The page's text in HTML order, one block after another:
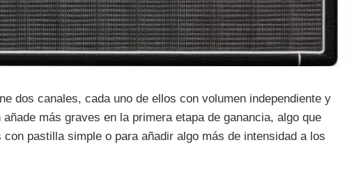
dos canales, cada uno de ellos con volumen independiente y
más graves en la primera etapa de ganancia, algo que
pastilla simple o para añadir algo más de intensidad a los